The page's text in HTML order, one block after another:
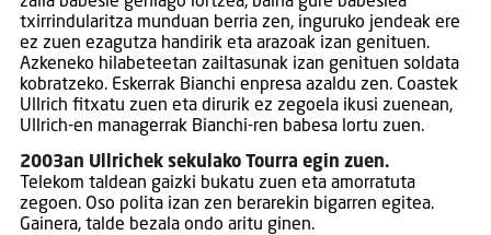
txirrindularitza munduan berria zen, inguruko jendeak ere
ez zuen ezagutza handirik eta arazoak izan genituen.
Azkeneko hilabeteetan zailtasunak izan genituen soldata
kobratzeko. Eskerrak Bianchi enpresa azaldu zen. Coastek
Ullrich fitxatu zuen eta dirurik ez zegoela ikusi zuenean,
Ullrich-en managerrak Bianchi-ren babesa lortu zuen.
2003an Ullrichek sekulako Tourra egin zuen.
Telekom taldean gaizki bukatu zuen eta amorratuta
zegoen. Oso polita izan zen berarekin bigarren egitea.
Gainera, talde bezala ondo aritu ginen.